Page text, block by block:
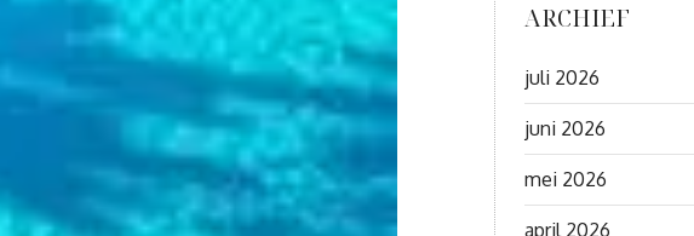
ARCHIEF
juli 2026
juni 2026
mei 2026
april 2026